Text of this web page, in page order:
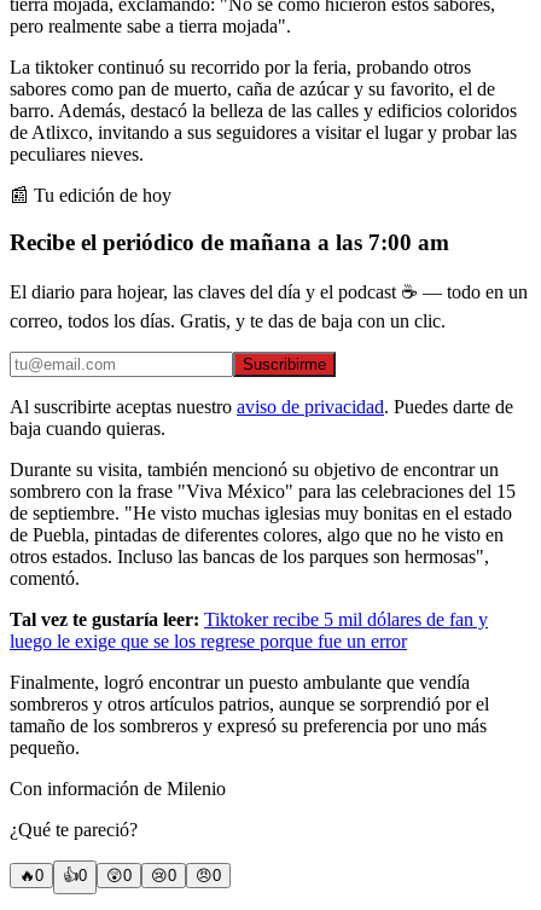
pero realmente sabe a tierra mojada".
La tiktoker continuó su recorrido por la feria, probando otros
sabores como pan de muerto, caña de azúcar y su favorito, el de
barro. Además, destacó la belleza de las calles y edificios coloridos
de Atlixco, invitando a sus seguidores a visitar el lugar y probar las
peculiares nieves.
📰 Tu edición de hoy
Recibe el periódico de mañana a las 7:00 am
El diario para hojear, las claves del día y el podcast ☕ — todo en un
correo, todos los días. Gratis, y te das de baja con un clic.
Suscribirme
Al suscribirte aceptas nuestro aviso de privacidad. Puedes darte de
baja cuando quieras.
Durante su visita, también mencionó su objetivo de encontrar un
sombrero con la frase "Viva México" para las celebraciones del 15
de septiembre. "He visto muchas iglesias muy bonitas en el estado
de Puebla, pintadas de diferentes colores, algo que no he visto en
otros estados. Incluso las bancas de los parques son hermosas",
comentó.
Tal vez te gustaría leer: Tiktoker recibe 5 mil dólares de fan y
luego le exige que se los regrese porque fue un error
Finalmente, logró encontrar un puesto ambulante que vendía
sombreros y otros artículos patrios, aunque se sorprendió por el
tamaño de los sombreros y expresó su preferencia por uno más
pequeño.
Con información de Milenio
¿Qué te pareció?
🔥0 👍0 😲0 😢0 😠0